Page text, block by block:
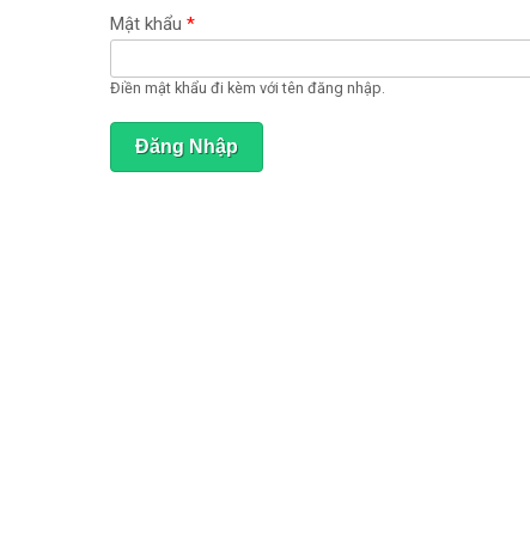
đ
n
)
Mật khẩu *
Điền mật khẩu đi kèm với tên đăng nhập.